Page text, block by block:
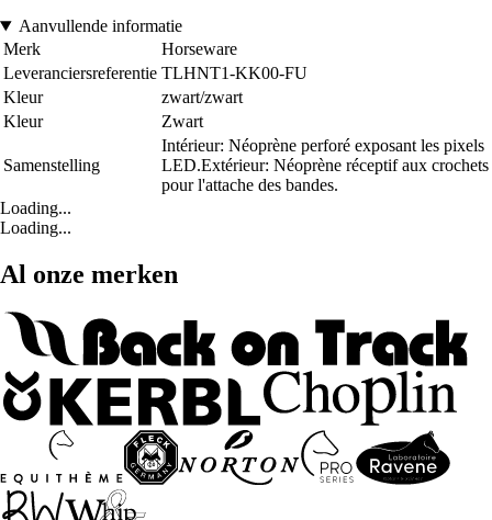
Aanvullende informatie
Merk
Horseware
Leveranciersreferentie TLHNT1-KK00-FU
Kleur
zwart/zwart
Kleur
Zwart
Samenstelling
Intérieur: Néoprène perforé exposant les pixels
LED.Extérieur: Néoprène réceptif aux crochets
pour l'attache des bandes.
Loading...
Loading...
Al onze merken